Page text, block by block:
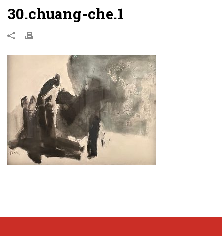
30.chuang-che.1